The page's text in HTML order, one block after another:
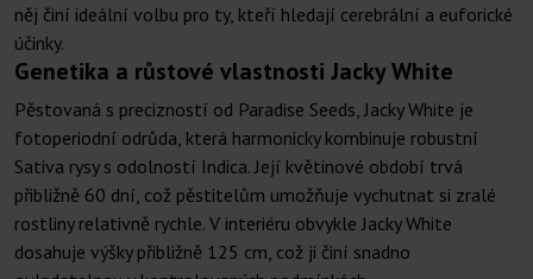
něj činí ideální volbu pro ty, kteří hledají cerebrální a euforické
účinky.
Genetika a růstové vlastnosti Jacky White
Pěstovaná s precizností od Paradise Seeds, Jacky White je
fotoperiodní odrůda, která harmonicky kombinuje robustní
Sativa rysy s odolností Indica. Její květinové období trvá
přibližně 60 dní, což pěstitelům umožňuje vychutnat si zralé
rostliny relativně rychle. V interiéru obvykle Jacky White
dosahuje výšky přibližně 125 cm, což ji činí snadno